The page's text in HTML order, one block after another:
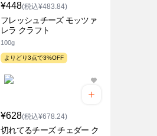
¥448(税込¥483.84)
フレッシュチーズ モッツァ
レラ クラフト
100g
よりどり3点で3%OFF
¥628(税込¥678.24)
切れてるチーズ チェダー ク